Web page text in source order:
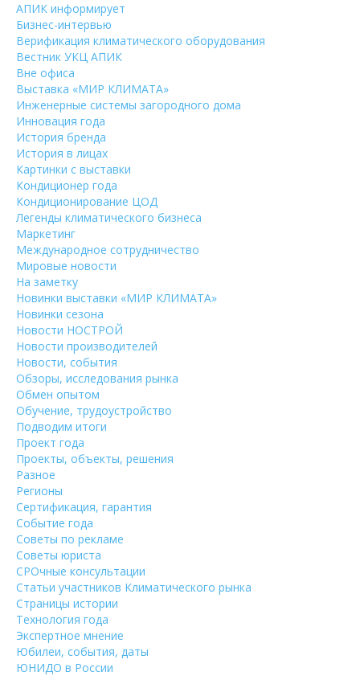
АПИК информирует
Бизнес-интервью
Верификация климатического оборудования
Вестник УКЦ АПИК
Вне офиса
Выставка «МИР КЛИМАТА»
Инженерные системы загородного дома
Инновация года
История бренда
История в лицах
Картинки с выставки
Кондиционер года
Кондиционирование ЦОД
Легенды климатического бизнеса
Маркетинг
Международное сотрудничество
Мировые новости
На заметку
Новинки выставки «МИР КЛИМАТА»
Новинки сезона
Новости НОСТРОЙ
Новости производителей
Новости, события
Обзоры, исследования рынка
Обмен опытом
Обучение, трудоустройство
Подводим итоги
Проект года
Проекты, объекты, решения
Разное
Регионы
Сертификация, гарантия
Событие года
Советы по рекламе
Советы юриста
СРОчные консультации
Статьи участников Климатического рынка
Страницы истории
Технология года
Экспертное мнение
Юбилеи, события, даты
ЮНИДО в России